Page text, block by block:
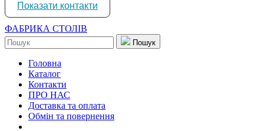
Показати контакти
ФАБРИКА СТОЛІВ
Пошук
Головна
Каталог
Контакти
ПРО НАС
Доставка та оплата
Обмін та повернення